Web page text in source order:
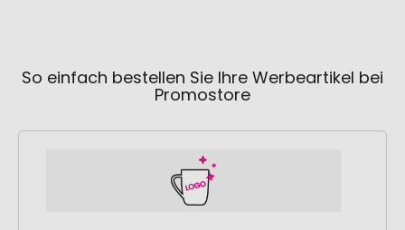
So einfach bestellen Sie Ihre Werbeartikel bei
Promostore